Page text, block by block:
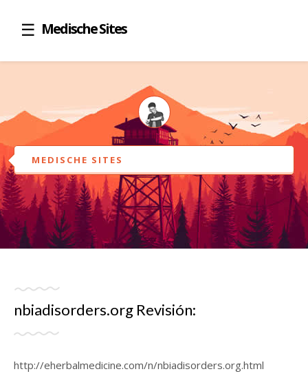
Medische Sites
MEDISCHE SITES
nbiadisorders.org Revisión:
http://eherbalmedicine.com/n/nbiadisorders.org.html